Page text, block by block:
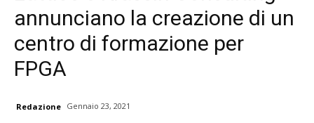
annunciano la creazione di un
centro di formazione per
FPGA
Redazione Gennaio 23, 2021